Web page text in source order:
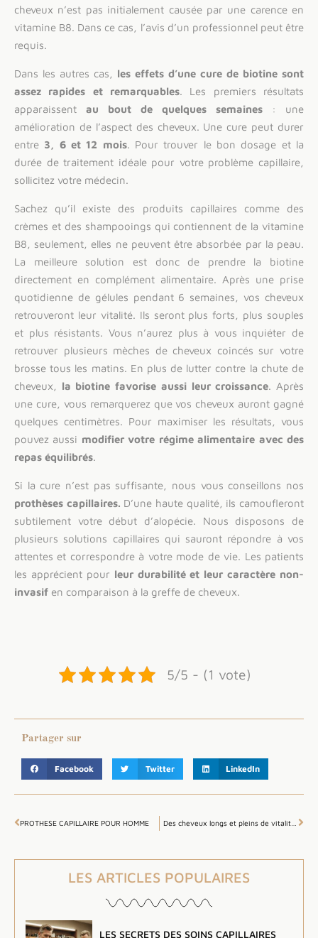
cheveux n’est pas initialement causée par une carence en
vitamine B8. Dans ce cas, l’avis d’un professionnel peut être
requis.
Dans les autres cas, les effets d’une cure de biotine sont
assez rapides et remarquables. Les premiers résultats
apparaissent au bout de quelques semaines : une
amélioration de l’aspect des cheveux. Une cure peut durer
entre 3, 6 et 12 mois. Pour trouver le bon dosage et la
durée de traitement idéale pour votre problème capillaire,
sollicitez votre médecin.
Sachez qu’il existe des produits capillaires comme des
crèmes et des shampooings qui contiennent de la vitamine
B8, seulement, elles ne peuvent être absorbée par la peau.
La meilleure solution est donc de prendre la biotine
directement en complément alimentaire. Après une prise
quotidienne de gélules pendant 6 semaines, vos cheveux
retrouveront leur vitalité. Ils seront plus forts, plus souples
et plus résistants. Vous n’aurez plus à vous inquiéter de
retrouver plusieurs mèches de cheveux coincés sur votre
brosse tous les matins. En plus de lutter contre la chute de
cheveux, la biotine favorise aussi leur croissance. Après
une cure, vous remarquerez que vos cheveux auront gagné
quelques centimètres. Pour maximiser les résultats, vous
pouvez aussi modifier votre régime alimentaire avec des
repas équilibrés.
Si la cure n’est pas suffisante, nous vous conseillons nos
prothèses capillaires. D’une haute qualité, ils camoufleront
subtilement votre début d’alopécie. Nous disposons de
plusieurs solutions capillaires qui sauront répondre à vos
attentes et correspondre à votre mode de vie. Les patients
les apprécient pour leur durabilité et leur caractère non-
invasif en comparaison à la greffe de cheveux.
5/5 - (1 vote)
Partager sur
Facebook Twitter LinkedIn
PROTHESE CAPILLAIRE POUR HOMME Des cheveux longs et pleins de vitalité grâce aux huiles capillaires et à la biotine
LES ARTICLES POPULAIRES
LES SECRETS DES SOINS CAPILLAIRES